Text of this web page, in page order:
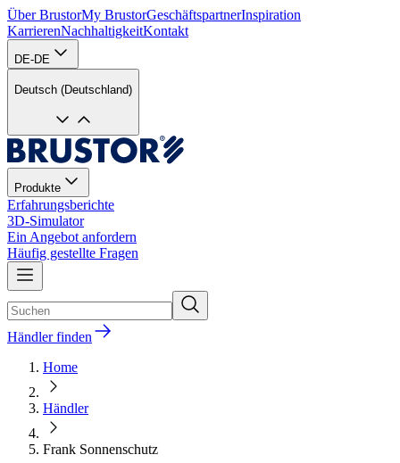
Über BrustorMy BrustorGeschäftspartnerInspiration
KarrierenNachhaltigkeitKontakt
DE-DE
Deutsch (Deutschland)
Produkte
Erfahrungsberichte
3D-Simulator
Ein Angebot anfordern
Häufig gestellte Fragen
Händler finden
Home
Händler
Frank Sonnenschutz